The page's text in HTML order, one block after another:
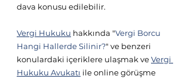
dava konusu edilebilir.
Vergi Hukuku hakkında "Vergi Borcu
Hangi Hallerde Silinir?" ve benzeri
konulardaki içeriklere ulaşmak ve Vergi
Hukuku Avukatı ile online görüşme